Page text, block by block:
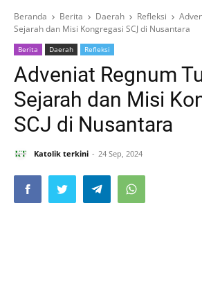
Beranda Berita Daerah Refleksi
Sejarah dan Misi Kongregasi SCJ di Nusantara
Berita Daerah Refleksi
Adveniat Regnum
Sejarah dan Misi
SCJ di Nusantara
Katolik terkini 24 Sep, 2024